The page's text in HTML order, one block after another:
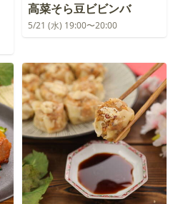
高菜そら豆ビビンバ
5/21 (水) 19:00〜20:00